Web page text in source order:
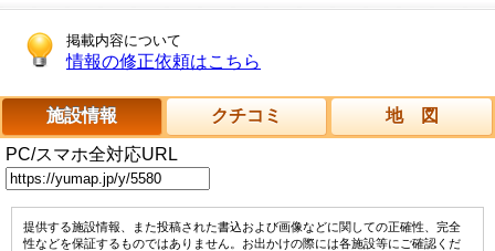
掲載内容について
情報の修正依頼はこちら
施設情報 クチコミ 地 図
PC/スマホ全対応URL
提供する施設情報、また投稿された書込および画像などに関しての正確性、完全
性などを保証するものではありません。お出かけの際には各施設等にご確認くだ